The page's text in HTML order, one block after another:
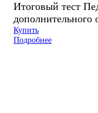
Итоговый тест
дополнительного
Купить
Подробнее